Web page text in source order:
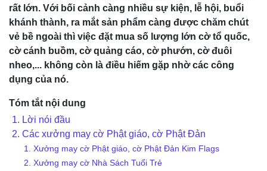
rất lớn. Với bối cảnh càng nhiều sự kiện, lễ hội, buổi
khánh thành, ra mắt sản phẩm càng được chăm chút
vẻ bề ngoài thì việc đặt mua số lượng lớn cờ tổ quốc,
cờ cánh buồm, cờ quảng cáo, cờ phướn, cờ đuôi
nheo,... không còn là điều hiếm gặp nhờ các công
dụng của nó.
Tóm tắt nội dung
1. Lời nói đầu
2. Các xưởng may cờ Phật giáo, cờ Phật Đản
1. Xưởng may cờ Phật giáo, cờ Phật Đản Kim Flags
2. Xưởng may cờ Nhà Sách Tuổi Trẻ